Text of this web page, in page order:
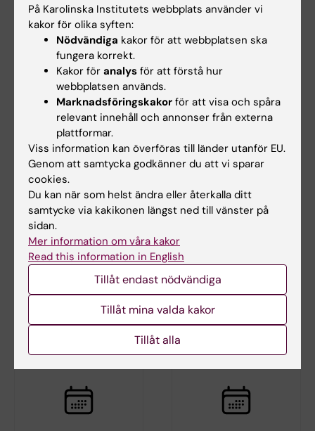
information
med sig av sina bästa tips för
9 sep 2026- 9 sep 2026
KIB Talks: iThenticate
– en programvara för
att upptäcka
plagiering
Vi visar hur iThenticate
fungerar, hur du laddar upp ett
15 sep 2026-15 sep 2026
KIB Talks: Skapa
publiceringsklara
figurer till din nästa
artikel
Behöver du i ditt arbete skapa
figurer som visualiserar data,
som ska…
På Karolinska Institutets webbplats använder vi
kakor för olika syften:
Nödvändiga kakor för att webbplatsen ska
fungera korrekt.
Kakor för analys för att förstå hur
webbplatsen används.
Marknadsföringskakor för att visa och spåra
relevant innehåll och annonser från externa
plattformar.
Viss information kan överföras till länder utanför EU.
Genom att samtycka godkänner du att vi sparar
cookies.
Du kan när som helst ändra eller återkalla ditt
samtycke via kakikonen längst ned till vänster på
sidan.
Mer information om våra kakor
Read this information in English
Tillåt endast nödvändiga
Tillåt mina valda kakor
Tillåt alla